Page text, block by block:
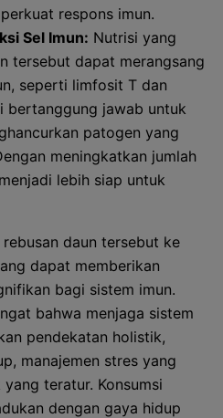
respons imun.
Sel Imun: Nutrisi yang
tersebut dapat merangsang
seperti limfosit T dan
bertanggung jawab untuk
patogen yang
meningkatkan jumlah
lebih siap untuk
daun tersebut ke
dapat memberikan
bagi sistem imun.
bahwa menjaga sistem
pendekatan holistik,
manajemen stres yang
teratur. Konsumsi
dengan gaya hidup